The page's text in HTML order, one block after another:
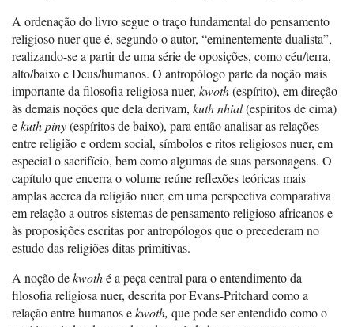
A ordenação do livro segue o traço fundamental do pensamento
religioso nuer que é, segundo o autor, “eminentemente dualista”,
realizando-se a partir de uma série de oposições, como céu/terra,
alto/baixo e Deus/humanos. O antropólogo parte da noção mais
importante da filosofia religiosa nuer, kwoth(espírito), em direção
às demais noções que dela derivam, kuth nhial(espíritos de cima)
ekuth piny(espíritos de baixo), para então analisar as relações
entre religião e ordem social, símbolos e ritos religiosos nuer, em
especial o sacrifício, bem como algumas de suas personagens. O
capítulo que encerra o volume reúne reflexões teóricas mais
amplas acerca da religião nuer, em uma perspectiva comparativa
em relação a outros sistemas de pensamento religioso africanos e
às proposições escritas por antropólogos que o precederam no
estudo das religiões ditas primitivas.
A noção dekwothé a peça central para o entendimento da
filosofia religiosa nuer, descrita por Evans-Pritchard como a
relação entre humanos ekwoth, que pode ser entendido como o